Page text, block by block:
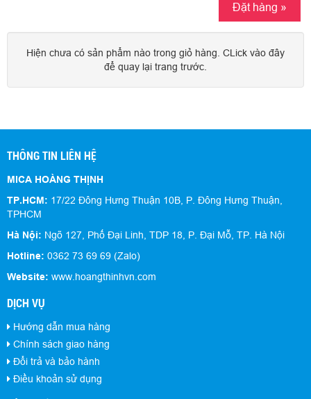
Đặt hàng »
Hiện chưa có sản phẩm nào trong giỏ hàng. CLick vào đây
để quay lại trang trước.
THÔNG TIN LIÊN HỆ
MICA HOÀNG THỊNH
TP.HCM: 17/22 Đông Hưng Thuận 10B, P. Đông Hưng Thuận,
TPHCM
Hà Nội: Ngõ 127, Phố Đại Linh, TDP 18, P. Đại Mỗ, TP. Hà Nội
Hotline: 0362 73 69 69 (Zalo)
Website: www.hoangthinhvn.com
DỊCH VỤ
Hướng dẫn mua hàng
Chính sách giao hàng
Đổi trả và bảo hành
Điều khoản sử dụng